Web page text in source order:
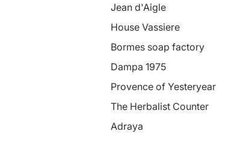
Jean d'Aigle
House Vassiere
Bormes soap factory
Dampa 1975
Provence of Yesteryear
The Herbalist Counter
Adraya